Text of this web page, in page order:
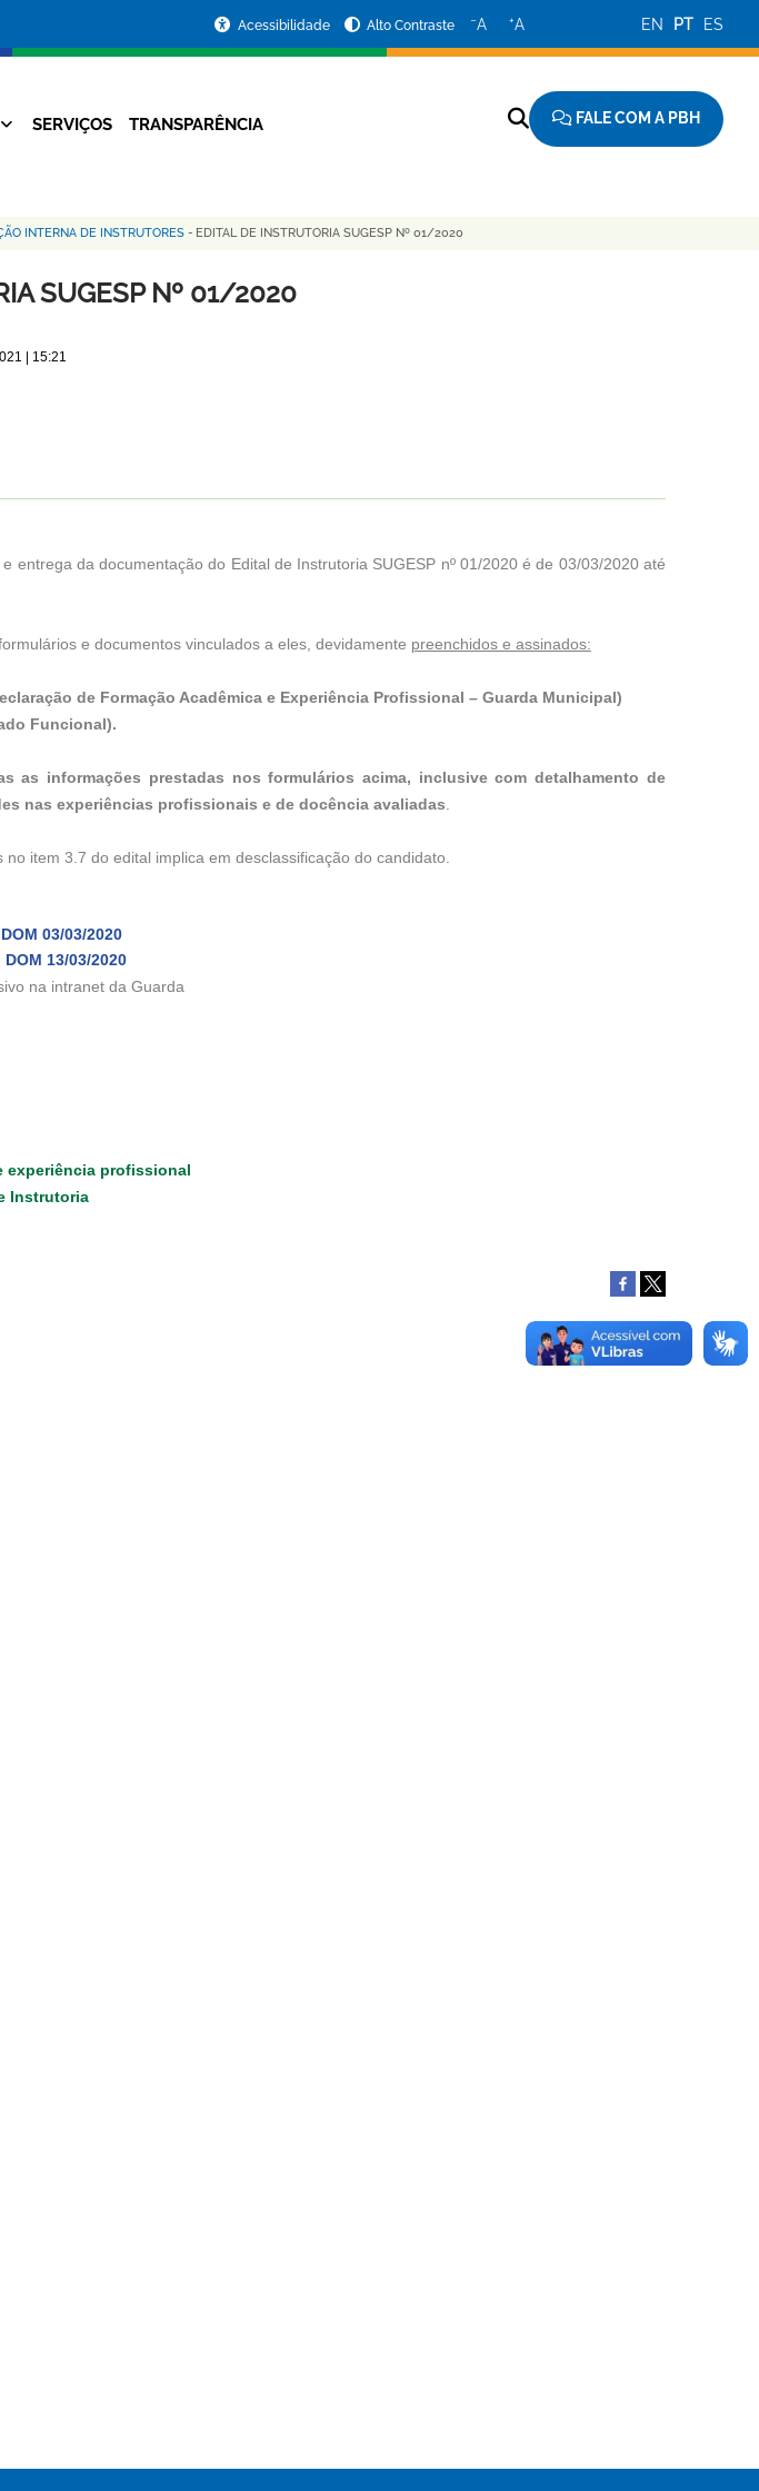
Acessibilidade Alto Contraste −A +A EN PT ES
SERVIÇOS TRANSPARÊNCIA FALE COM A PBH
INTERNA DE INSTRUTORES - EDITAL DE INSTRUTORIA SUGESP Nº 01/2020
SUGESP Nº 01/2020
| 15:21
entrega da documentação do Edital de Instrutoria SUGESP nº 01/2020 é de 03/03/2020 até
e documentos vinculados a eles, devidamente preenchidos e assinados:
de Formação Acadêmica e Experiência Profissional – Guarda Municipal)
Funcional).
as informações prestadas nos formulários acima, inclusive com detalhamento de
nas experiências profissionais e de docência avaliadas.
item 3.7 do edital implica em desclassificação do candidato.
03/03/2020
13/03/2020
na intranet da Guarda
experiência profissional
Instrutoria